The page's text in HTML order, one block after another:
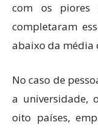
com os piores
completaram
abaixo da média
No caso de
a universidade,
oito países,